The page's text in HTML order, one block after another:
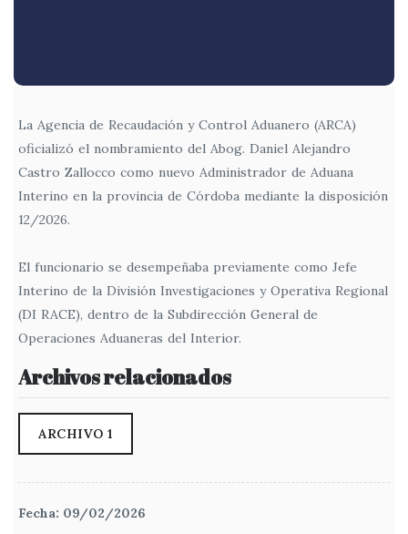
La Agencia de Recaudación y Control Aduanero (ARCA)
oficializó el nombramiento del Abog. Daniel Alejandro
Castro Zallocco como nuevo Administrador de Aduana
Interino en la provincia de Córdoba mediante la disposición
12/2026.
El funcionario se desempeñaba previamente como Jefe
Interino de la División Investigaciones y Operativa Regional
(DI RACE), dentro de la Subdirección General de
Operaciones Aduaneras del Interior.
Archivos relacionados
ARCHIVO 1
Fecha: 09/02/2026